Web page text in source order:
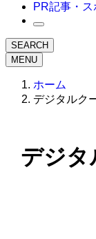
PR記事・
SEARCH
MENU
ホーム
デジタルク
デジタ